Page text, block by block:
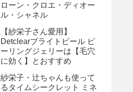
ローン・クロエ・ディオー
ル・シャネル
【紗栄子さん愛用】
Detclearブライトピール ピ
ーリングジェリーは【毛穴
に効く】とおすすめ
紗栄子・辻ちゃんも使って
るタイムシークレット ミネ